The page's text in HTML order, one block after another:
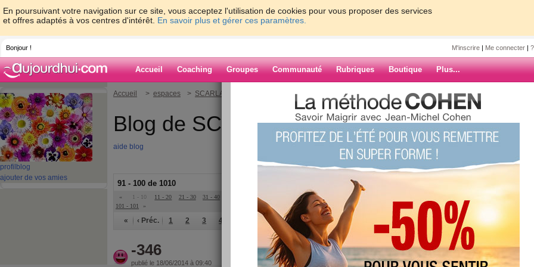
En poursuivant votre navigation sur ce site, vous acceptez l'utilisation de cookies pour vous proposer des services
et offres adaptés à vos centres d'intérêt. En savoir plus et gérer ces paramètres.
Bonjour ! M'inscrire | Me connecter |
Accueil Coaching Groupes Communauté Rubriques Boutique Plus...
profil blog
ajouter de vos amies
Accueil > espaces > SCARLATINE
Blog de SCARLATINE
aide blog
91 - 100 de 1010
« 1 - 10 11 - 20 21 - 30 31 - 40 51 - 60 71 - 80
91 - 100
101 - 101
»
« ‹ Préc. 1 2 3 4 8 9 Suiv. ›
-346
publié le 18/06/2014 à 09:40
ARCHIVES